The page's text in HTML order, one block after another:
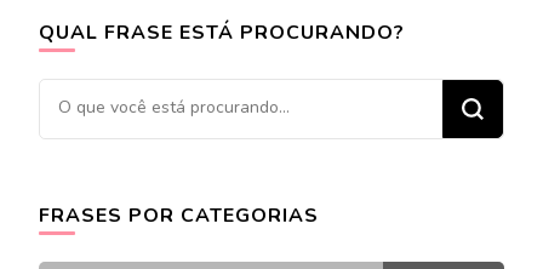
QUAL FRASE ESTÁ PROCURANDO?
Procurando
algo?
FRASES POR CATEGORIAS